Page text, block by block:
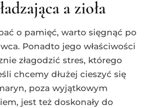
a zioła
o pamięć, warto sięgnąć po
Ponadto jego właściwości
złagodzić stres, którego
chcemy dłużej cieszyć się
poza wyjątkowym
jest też doskonały do